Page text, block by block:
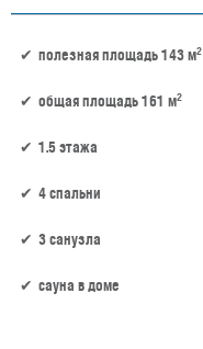
полезная площадь 143 м2
общая площадь 161 м2
1.5 этажа
4 спальни
3 санузла
сауна в доме